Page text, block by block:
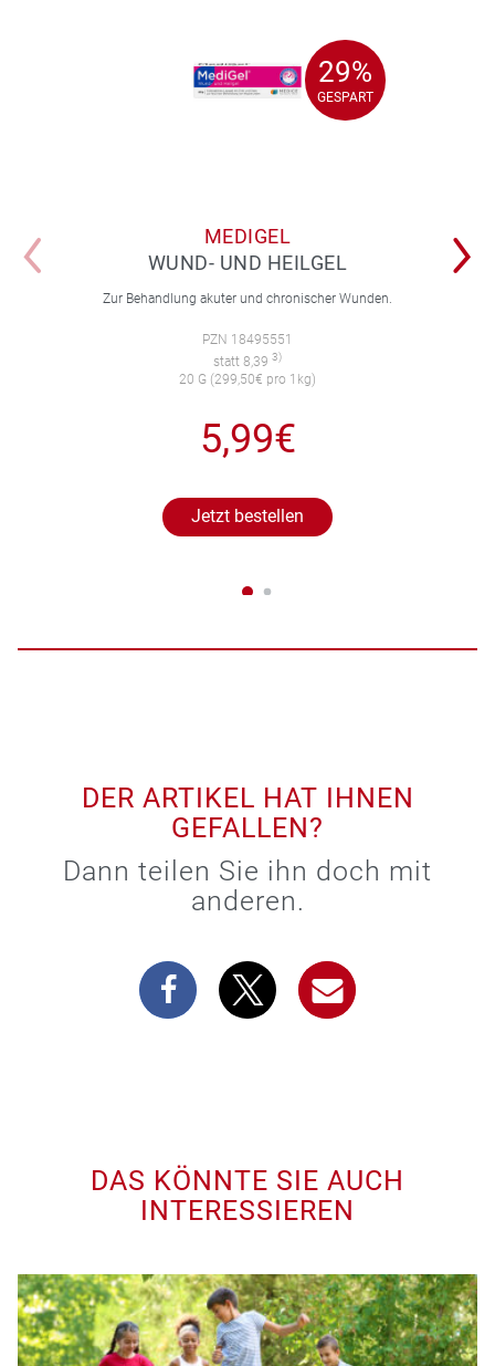
29%
GESPART
29%
GESPART
MEDIGEL
WUND- UND HEILGEL
Zur Behandlung akuter und chronischer Wunden.
PZN 18495551
statt 8,39 3)
20 G (299,50€ pro 1kg)
5,99€
Jetzt bestellen
DER ARTIKEL HAT IHNEN
GEFALLEN?
Dann teilen Sie ihn doch mit
anderen.
DAS KÖNNTE SIE AUCH
INTERESSIEREN